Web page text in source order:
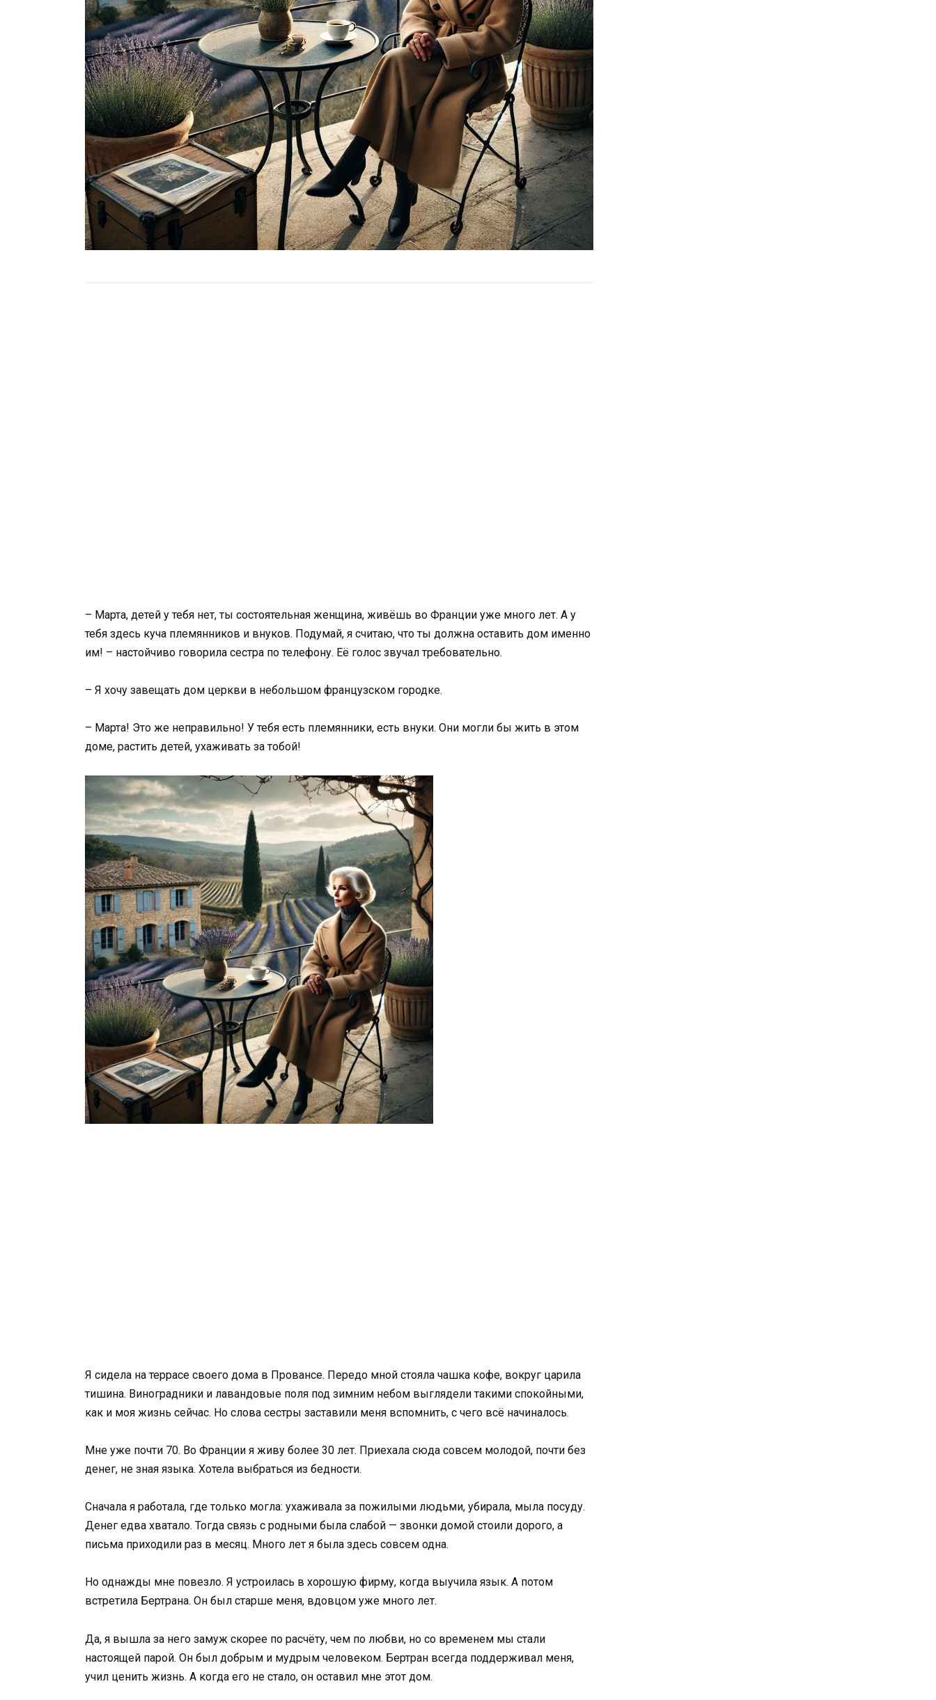
– Марта, детей у тебя нет, ты состоятельная женщина, живёшь во Франции уже много лет. А у
тебя здесь куча племянников и внуков. Подумай, я считаю, что ты должна оставить дом именно
им! – настойчиво говорила сестра по телефону. Её голос звучал требовательно.
– Я хочу завещать дом церкви в небольшом французском городке.
– Марта! Это же неправильно! У тебя есть племянники, есть внуки. Они могли бы жить в этом
доме, растить детей, ухаживать за тобой!
Я сидела на террасе своего дома в Провансе. Передо мной стояла чашка кофе, вокруг царила
тишина. Виноградники и лавандовые поля под зимним небом выглядели такими спокойными,
как и моя жизнь сейчас. Но слова сестры заставили меня вспомнить, с чего всё начиналось.
Мне уже почти 70. Во Франции я живу более 30 лет. Приехала сюда совсем молодой, почти без
денег, не зная языка. Хотела выбраться из бедности.
Сначала я работала, где только могла: ухаживала за пожилыми людьми, убирала, мыла посуду.
Денег едва хватало. Тогда связь с родными была слабой — звонки домой стоили дорого, а
письма приходили раз в месяц. Много лет я была здесь совсем одна.
Но однажды мне повезло. Я устроилась в хорошую фирму, когда выучила язык. А потом
встретила Бертрана. Он был старше меня, вдовцом уже много лет.
Да, я вышла за него замуж скорее по расчёту, чем по любви, но со временем мы стали
настоящей парой. Он был добрым и мудрым человеком. Бертран всегда поддерживал меня,
учил ценить жизнь. А когда его не стало, он оставил мне этот дом.